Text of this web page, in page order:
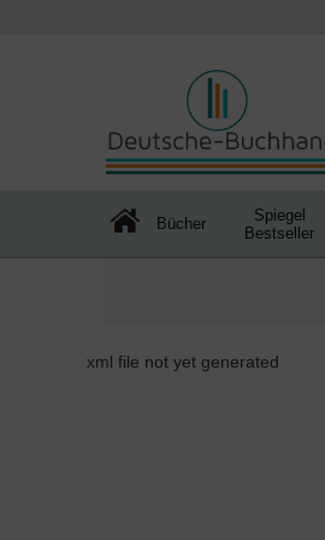
Bücher
Spiegel
Bestseller
xml file not yet generated